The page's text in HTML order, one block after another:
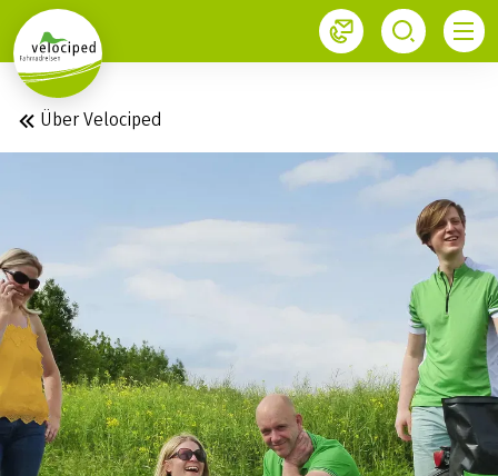
1
Über Velociped